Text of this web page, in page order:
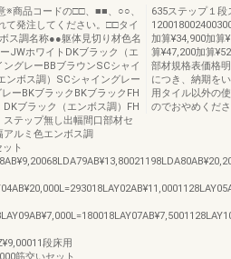
※商品コードの□□、■■、○○、
発注してください。□□タイ
ス調名称●●躯体見切り材色名
JWホワイトDKブラック（エ
グレーBBブラウンSCシャイ
ンボス調）SCシャイングレー
ーBKブラックBKブラックFH
ブラック（エンボス調）FH
テップ無し出幅間口部材セ
ルミ色エンボス調
ト
段床用
筋交いセット
635ステップ１
加算¥34,900加算
算¥47,200加算
部材規格表価格
につき、納期を
用タイル以外の
のでおやめくだ